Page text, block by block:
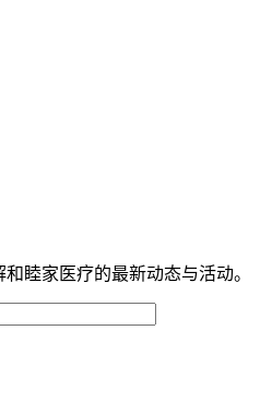
睦家医疗的最新动态与活动。